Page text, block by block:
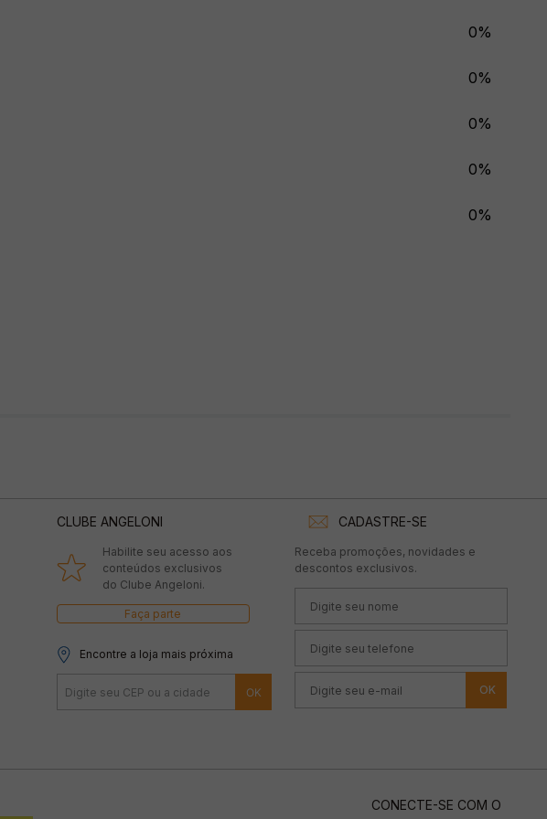
0%
0%
0%
0%
0%
CLUBE ANGELONI
Habilite seu acesso aos
conteúdos exclusivos
do Clube Angeloni.
Faça parte
Encontre a loja mais próxima
CADASTRE-SE
Receba promoções, novidades e
descontos exclusivos.
OK
CONECTE-SE COM O